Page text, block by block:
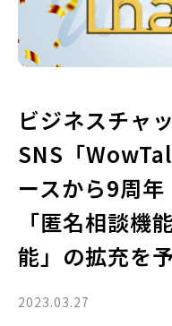
ビジネスチャ
SNS「
ースから9周
「匿名相談機
能」の拡充を
2023.03.27